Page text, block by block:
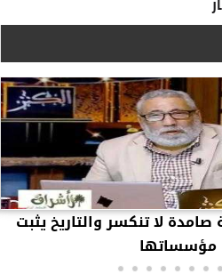
لا تنكسر والتاريخ يثبت
مؤسساتها